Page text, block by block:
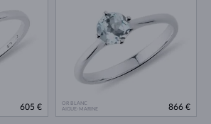
605 €
OR BLANC
AIGUE-MARINE
866 €